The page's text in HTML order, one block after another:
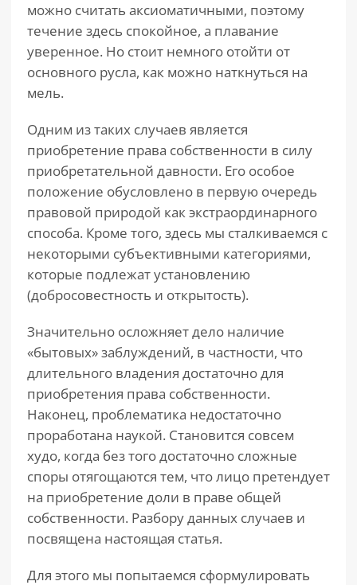
можно считать аксиоматичными, поэтому
течение здесь спокойное, а плавание
уверенное. Но стоит немного отойти от
основного русла, как можно наткнуться на
мель.
Одним из таких случаев является
приобретение права собственности в силу
приобретательной давности. Его особое
положение обусловлено в первую очередь
правовой природой как экстраординарного
способа. Кроме того, здесь мы сталкиваемся с
некоторыми субъективными категориями,
которые подлежат установлению
(добросовестность и открытость).
Значительно осложняет дело наличие
«бытовых» заблуждений, в частности, что
длительного владения достаточно для
приобретения права собственности.
Наконец, проблематика недостаточно
проработана наукой. Становится совсем
худо, когда без того достаточно сложные
споры отягощаются тем, что лицо претендует
на приобретение доли в праве общей
собственности. Разбору данных случаев и
посвящена настоящая статья.
Для этого мы попытаемся сформулировать